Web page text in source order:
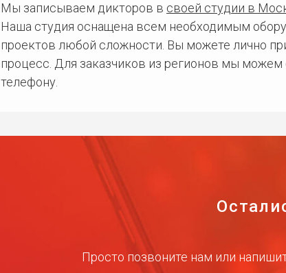
Мы записываем дикторов в своей студии в
Наша студия оснащена всем необходимым
проектов любой сложности. Вы можете лично
процесс. Для заказчиков из регионов мы
телефону.
Просто позвоните нам или